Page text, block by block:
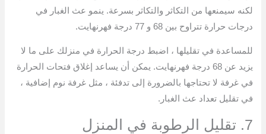
لكنه سيمنعها من التكاثر والتكاثر بسرعة. ينمو عث الغبار في
درجات حرارة تتراوح بين 68 و 77 درجة فهرنهايت.
للمساعدة في تقليلها ، اضبط درجة الحرارة في منزلك على ما لا
يزيد عن 68 درجة فهرنهايت. يمكن أن يساعد إغلاق فتحات الحرارة
في غرفة لا تحتاجها بالضرورة إلى تدفئة ، مثل غرفة نوم إضافية ،
في تقليل تعداد عث الغبار.
7. تقليل الرطوبة في المنزل